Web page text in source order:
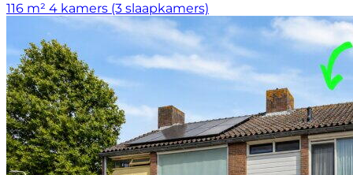
116 m² 4 kamers (3 slaapkamers)